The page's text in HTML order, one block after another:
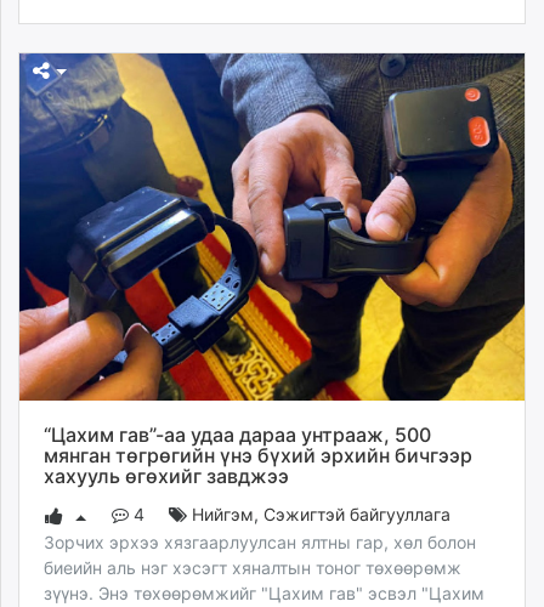
“Цахим гав”-аа удаа дараа унтрааж, 500
мянган төгрөгийн үнэ бүхий эрхийн бичгээр
хахууль өгөхийг завджээ
4 Нийгэм, Сэжигтэй байгууллага
Зорчих эрхээ хязгаарлуулсан ялтны гар, хөл болон
биеийн аль нэг хэсэгт хяналтын тоног төхөөрөмж
зүүнэ. Энэ төхөөрөмжийг "Цахим гав" эсвэл "Цахим